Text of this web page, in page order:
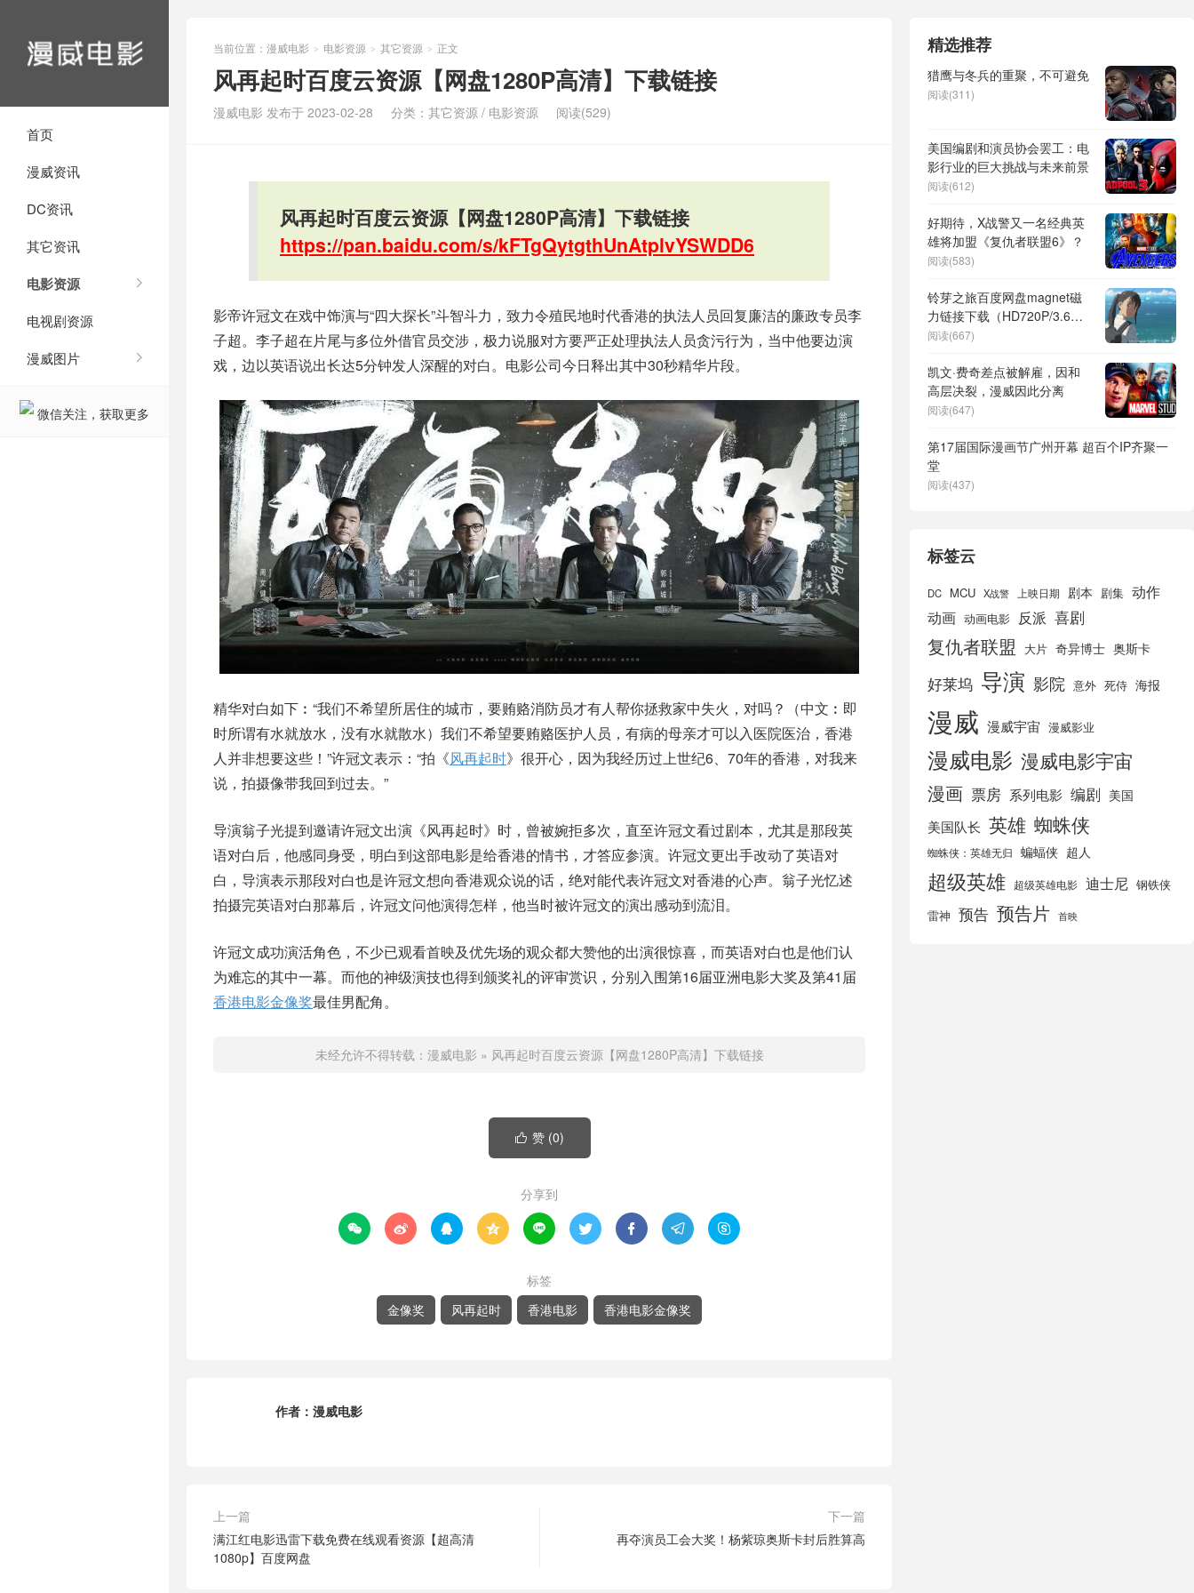
首页
漫威资讯
DC资讯
其它资讯
电影资源
电视剧资源
漫威图片
微信关注，获取更多
当前位置： 漫威电影 > 电影资源 > 其它资源 > 正文
风再起时百度云资源【网盘1280P高清】下载链接
漫威电影 发布于 2023-02-28 分类： 其它资源 / 电影资源 阅读(529)
风再起时百度云资源【网盘1280P高清】下载链接
https://pan.baidu.com/s/kFTgQytgthUnAtplvYSWDD6
影帝许冠文在戏中饰演与“四大探长”斗智斗力，致力令殖民地时代香港的执法人员回复廉洁的廉政专员李
子超。李子超在片尾与多位外借官员交涉，极力说服对方要严正处理执法人员贪污行为，当中他要边演
戏，边以英语说出长达5分钟发人深醒的对白。电影公司今日释出其中30秒精华片段。
精华对白如下︰“我们不希望所居住的城市，要贿赂消防员才有人帮你拯救家中失火，对吗？（中文︰即
时所谓有水就放水，没有水就散水）我们不希望要贿赂医护人员，有病的母亲才可以入医院医治，香港
人并非想要这些！”许冠文表示：“拍《风再起时》很开心，因为我经历过上世纪6、70年的香港，对我来
说，拍摄像带我回到过去。”
导演翁子光提到邀请许冠文出演《风再起时》时，曾被婉拒多次，直至许冠文看过剧本，尤其是那段英
语对白后，他感同身受，明白到这部电影是给香港的情书，才答应参演。许冠文更出手改动了英语对
白，导演表示那段对白也是许冠文想向香港观众说的话，绝对能代表许冠文对香港的心声。翁子光忆述
拍摄完英语对白那幕后，许冠文问他演得怎样，他当时被许冠文的演出感动到流泪。
许冠文成功演活角色，不少已观看首映及优先场的观众都大赞他的出演很惊喜，而英语对白也是他们认
为难忘的其中一幕。而他的神级演技也得到颁奖礼的评审赏识，分别入围第16届亚洲电影大奖及第41届
香港电影金像奖最佳男配角。
未经允许不得转载： 漫威电影 » 风再起时百度云资源【网盘1280P高清】下载链接
 赞 (0)
分享到
        
标签
金像奖
风再起时 香港电影 香港电影金像奖
作者： 漫威电影
上一篇
满江红电影迅雷下载免费在线观看资源【超高清
1080p】百度网盘
下一篇
再夺演员工会大奖！杨紫琼奥斯卡封后胜算高
精选推荐
猎鹰与冬兵的重聚，不可避免
阅读(311)
美国编剧和演员协会罢工：电
影行业的巨大挑战与未来前景
阅读(612)
好期待，X战警又一名经典英
雄将加盟《复仇者联盟6》？
阅读(583)
铃芽之旅百度网盘magnet磁
力链接下载（HD720P/3.6G-
MKV）4k高清
阅读(667)
凯文·费奇差点被解雇，因和
高层决裂，漫威因此分离
阅读(647)
第17届国际漫画节广州开幕 超百个IP齐聚一
堂
阅读(437)
标签云
DC MCU X战警 上映日期 剧本 剧集 动作
动画 动画电影 反派 喜剧
复仇者联盟 大片 奇异博士 奥斯卡
好莱坞 导演 影院 意外 死侍 海报
漫威 漫威宇宙 漫威影业
漫威电影 漫威电影宇宙
漫画 票房 系列电影 编剧 美国
美国队长 英雄 蜘蛛侠
蜘蛛侠：英雄无归 蝙蝠侠 超人
超级英雄 超级英雄电影 迪士尼 钢铁侠
雷神 预告 预告片 首映